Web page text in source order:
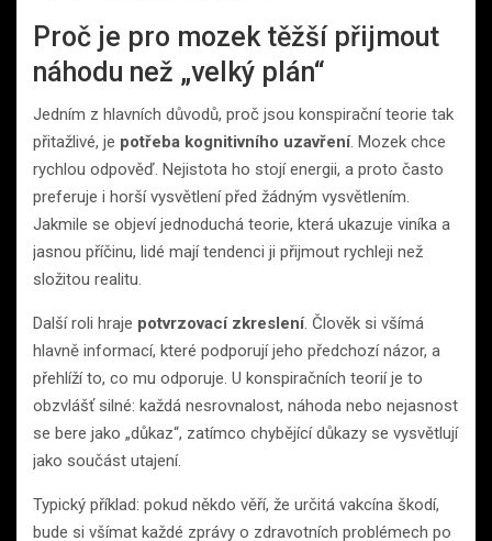
Proč je pro mozek těžší přijmout
náhodu než „velký plán“
Jedním z hlavních důvodů, proč jsou konspirační teorie tak
přitažlivé, je potřeba kognitivního uzavření. Mozek chce
rychlou odpověď. Nejistota ho stojí energii, a proto často
preferuje i horší vysvětlení před žádným vysvětlením.
Jakmile se objeví jednoduchá teorie, která ukazuje viníka a
jasnou příčinu, lidé mají tendenci ji přijmout rychleji než
složitou realitu.
Další roli hraje potvrzovací zkreslení. Člověk si všímá
hlavně informací, které podporují jeho předchozí názor, a
přehlíží to, co mu odporuje. U konspiračních teorií je to
obzvlášť silné: každá nesrovnalost, náhoda nebo nejasnost
se bere jako „důkaz“, zatímco chybějící důkazy se vysvětlují
jako součást utajení.
Typický příklad: pokud někdo věří, že určitá vakcína škodí,
bude si všímat každé zprávy o zdravotních problémech po